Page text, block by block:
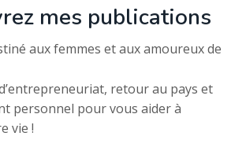
mes publications
aux femmes et aux amoureux de
retour au pays et
personnel pour vous aider à
vie !